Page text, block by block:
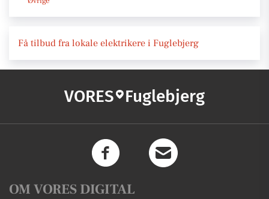
Få tilbud fra lokale elektrikere i Fuglebjerg
VORES Fuglebjerg
OM VORES DIGITAL